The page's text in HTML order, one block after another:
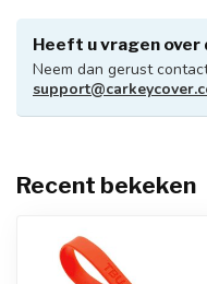
Heeft u vragen
Neem dan gerust
Recent bekeken